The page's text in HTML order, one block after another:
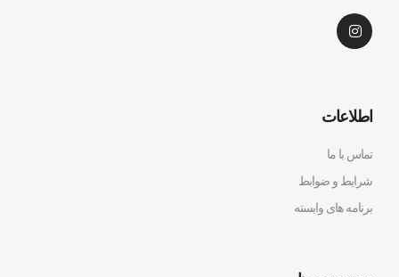
اطلاعات
تماس با ما
شرایط و ضوابط
برنامه های وابسته